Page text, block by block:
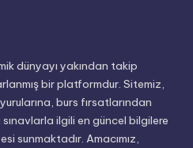
dünyayı yakından takip
bir platformdur. Sitemiz,
burs fırsatlarından
ilgili en güncel bilgilere
sunmaktadır. Amacımız,